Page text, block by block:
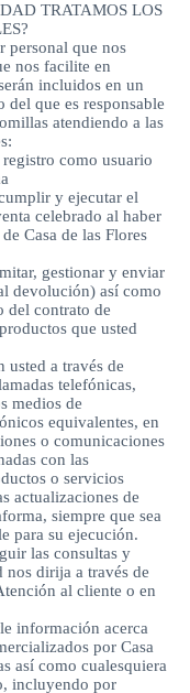
TRATAMOS LOS
personal que nos
nos facilite en
incluidos en un
del que es responsable
atendiendo a las
como usuario
y ejecutar el
celebrado al haber
Casa de las Flores
gestionar y enviar
devolución) así como
del contrato de
que usted
a través de
telefónicas,
medios de
equivalentes, en
o comunicaciones
con las
o servicios
actualizaciones de
siempre que sea
para su ejecución.
las consultas y
nos dirija a través de
al cliente o en
acerca
por Casa
así como cualesquiera
incluyendo por